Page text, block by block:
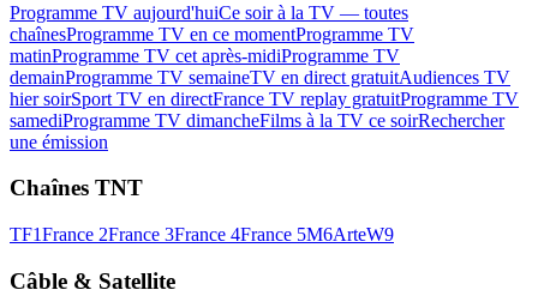
Programme TV aujourd'huiCe soir à la TV — toutes
chaînesProgramme TV en ce momentProgramme TV
matinProgramme TV cet après-midiProgramme TV
demainProgramme TV semaineTV en direct gratuitAudiences TV
hier soirSport TV en directFrance TV replay gratuitProgramme TV
samediProgramme TV dimancheFilms à la TV ce soirRechercher
une émission
Chaînes TNT
TF1France 2France 3France 4France 5M6ArteW9
Câble & Satellite